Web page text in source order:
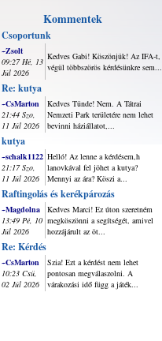
Kommentek
Csoportunk
~Zsolt
09:27 Hé, 13
Júl 2026
Kedves Gabi! Köszönjük! Az IFA-t,
végül többszörös kérdésünkre sem...
Re: kutya
~CsMarton
21:44 Szo,
11 Júl 2026
Kedves Tünde! Nem. A Tátrai
Nemzeti Park területére nem lehet
bevinni háziállatot,...
kutya
~schalk1122
21:17 Szo,
11 Júl 2026
Helló! Az lenne a kérdésem,h
lanovkával fel jöhet a kutya?
Mennyi az ára? Köszi a...
Raftingolás és kerékpározás
~Magdolna
13:49 Pé, 10
Júl 2026
Kedves Marci! Ez úton szeretném
megköszönni a segítségét, amivel
hozzájárult az öt...
Re: Kérdés
~CsMarton
10:23 Csü,
02 Júl 2026
Szia! Ezt a kérdést nem lehet
pontosan megválaszolni. A
várakozási idő függ a játék...